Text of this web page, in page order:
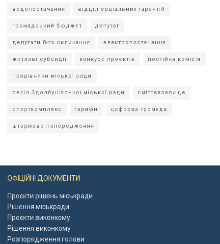
водопостачання відділ соціальних гарантій
громадський бюджет депутат
депутати 8-го скликання електропостачання
житлові субсидії конкурс проєктів постійна комісія
працівники міської ради
сесія Здолбунівської міської ради сміттєзвалище
спорткомплекс тарифи цифрова громада
штормове попередження
ОФІЦІЙНІ ДОКУМЕНТИ
Проєкти рішень міськради
Рішення міськради
Проєкти виконкому
Рішення виконкому
Розпорядження голови